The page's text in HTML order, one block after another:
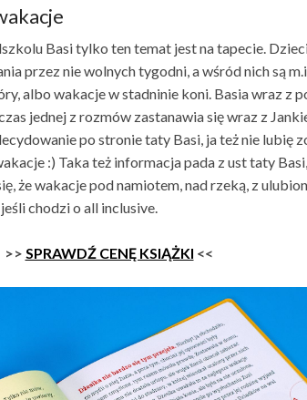
Basi tylko ten temat jest na tapecie.
przez nie wolnych tygodni, a wśród nich są
albo wakacje w stadninie koni. Basia wraz z
jednej z rozmów zastanawia się wraz z
po stronie taty Basi, ja też nie lubię
:) Taka też informacja pada z ust taty
że wakacje pod namiotem, nad rzeką, z
chodzi o all inclusive.
>> SPRAWDŹ CENĘ KSIĄŻKI <<